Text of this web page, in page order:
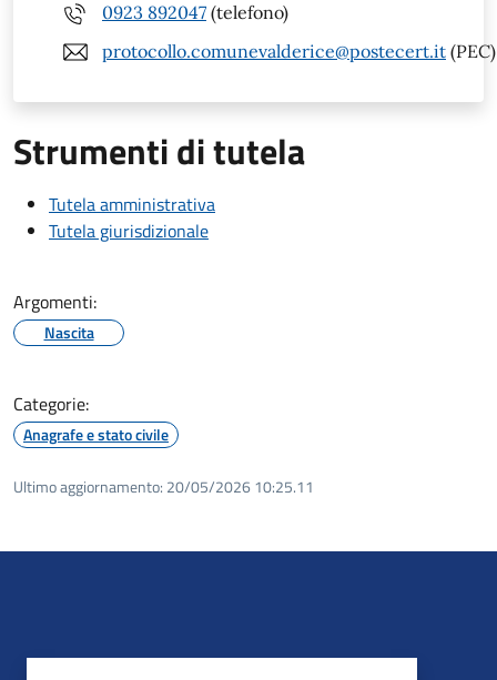
0923 892047 (telefono)
protocollo.comunevalderice@postecert.it (PEC)
Strumenti di tutela
Tutela amministrativa
Tutela giurisdizionale
Argomenti:
Nascita
Categorie:
Anagrafe e stato civile
Ultimo aggiornamento: 20/05/2026 10:25.11